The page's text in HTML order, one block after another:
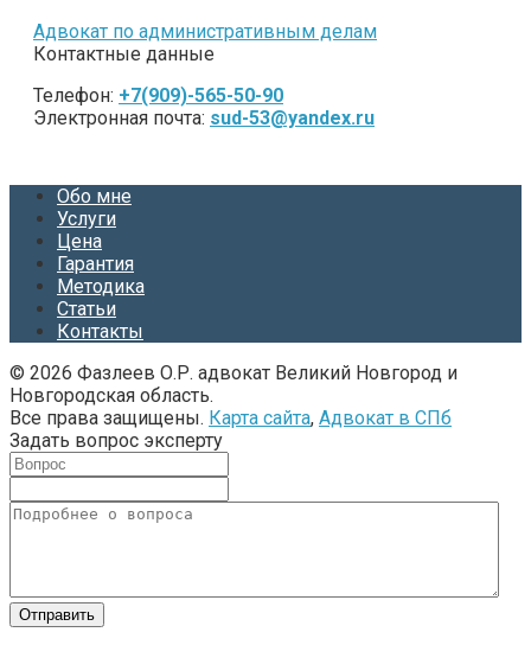
Адвокат по административным делам
Контактные данные
Телефон: +7(909)-565-50-90
Электронная почта: sud-53@yandex.ru
Обо мне
Услуги
Цена
Гарантия
Методика
Статьи
Контакты
© 2026 Фазлеев О.Р. адвокат Великий Новгород и
Новгородская область.
Все права защищены. Карта сайта, Адвокат в СПб
Задать вопрос эксперту